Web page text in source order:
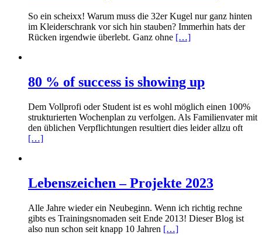
So ein scheixx! Warum muss die 32er Kugel nur ganz hinten
im Kleiderschrank vor sich hin stauben? Immerhin hats der
Rücken irgendwie überlebt. Ganz ohne […]
80 % of success is showing up
Dem Vollprofi oder Student ist es wohl möglich einen 100%
strukturierten Wochenplan zu verfolgen. Als Familienvater mit
den üblichen Verpflichtungen resultiert dies leider allzu oft
[…]
Lebenszeichen – Projekte 2023
Alle Jahre wieder ein Neubeginn. Wenn ich richtig rechne
gibts es Trainingsnomaden seit Ende 2013! Dieser Blog ist
also nun schon seit knapp 10 Jahren […]